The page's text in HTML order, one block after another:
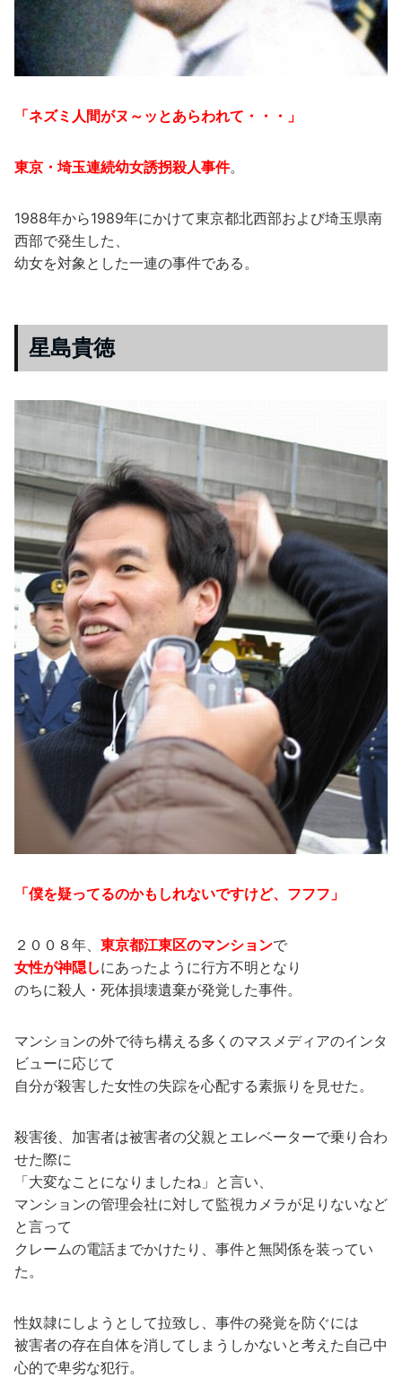
「ネズミ人間がヌ～ッとあらわれて・・・」
東京・埼玉連続幼女誘拐殺人事件。
1988年から1989年にかけて東京都北西部および埼玉県南
西部で発生した、
幼女を対象とした一連の事件である。
星島貴徳
「僕を疑ってるのかもしれないですけど、フフフ」
２００８年、 東京都江東区のマンションで
女性が神隠しにあったように行方不明となり
のちに殺人・死体損壊遺棄が発覚した事件。
マンションの外で待ち構える多くのマスメディアのインタ
ビューに応じて
自分が殺害した女性の失踪を心配する素振りを見せた。
殺害後、加害者は被害者の父親とエレベーターで乗り合わ
せた際に
「大変なことになりましたね」と言い、
マンションの管理会社に対して監視カメラが足りないなど
と言って
クレームの電話までかけたり、事件と無関係を装ってい
た。
性奴隷にしようとして拉致し、事件の発覚を防ぐには
被害者の存在自体を消してしまうしかないと考えた自己中
心的で卑劣な犯行。